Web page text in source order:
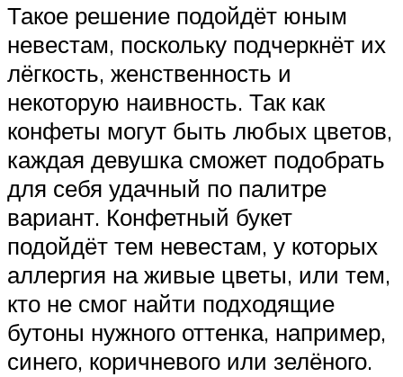
Такое решение подойдёт юным
невестам, поскольку подчеркнёт их
лёгкость, женственность и
некоторую наивность. Так как
конфеты могут быть любых цветов,
каждая девушка сможет подобрать
для себя удачный по палитре
вариант. Конфетный букет
подойдёт тем невестам, у которых
аллергия на живые цветы, или тем,
кто не смог найти подходящие
бутоны нужного оттенка, например,
синего, коричневого или зелёного.